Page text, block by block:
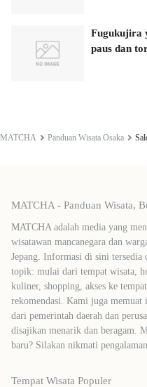
Fugukujira
paus dan
MATCHA Panduan Wisata Osaka
MATCHA - Panduan Wisata,
MATCHA adalah media yang
wisatawan mancanegara dan
Jepang. Informasi di sini tersedia
topik: mulai dari tempat wisata,
kuliner, shopping, akses ke
rekomendasi. Kami juga memuat
dari pemerintah daerah dan
disajikan menarik dan beragam.
baru? Silakan nikmati
Tempat Wisata Populer